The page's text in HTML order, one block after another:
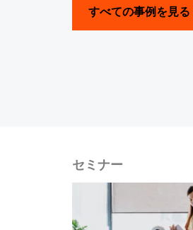
すべての事例を見る
セミナー